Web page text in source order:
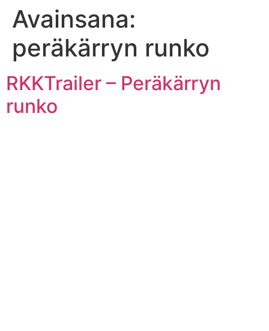
Mene
sisältöön
Avainsana:
peräkärryn runko
RKKTrailer – Peräkärryn
runko